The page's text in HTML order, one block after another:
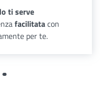
ti serve
facilitatacon
per te.